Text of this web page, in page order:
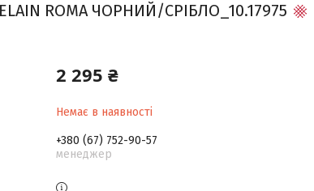
ROMA ЧОРНИЙ/СРІБЛО_10.17975
2 295 ₴
Немає в наявності
+380 (67) 752-90-57
менеджер